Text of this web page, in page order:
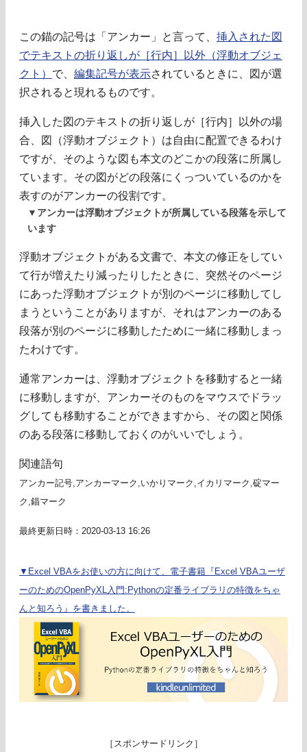
この錨の記号は「アンカー」と言って、 挿入された図
でテキストの折り返しが［行内］以外（浮動オブジェ
クト） で、 編集記号が表示されているときに、図が選
択されると現れるものです。
挿入した図のテキストの折り返しが［行内］以外の場
合、図（浮動オブジェクト）は自由に配置できるわけ
ですが、そのような図も本文のどこかの段落に所属し
ています。その図がどの段落にくっついているのかを
表すのがアンカーの役割です。
▼アンカーは浮動オブジェクトが所属している段落を示して
います
浮動オブジェクトがある文書で、本文の修正をしてい
て行が増えたり減ったりしたときに、突然そのページ
にあった浮動オブジェクトが別のページに移動してし
まうということがありますが、それはアンカーのある
段落が別のページに移動したために一緒に移動しまっ
たわけです。
通常アンカーは、浮動オブジェクトを移動すると一緒
に移動しますが、アンカーそのものをマウスでドラッ
グしても移動することができますから、その図と関係
のある段落に移動しておくのがいいでしょう。
関連語句
アンカー記号,アンカーマーク,いかりマーク,イカリマーク,碇マー
ク,錨マーク
最終更新日時：2020-03-13 16:26
▼Excel VBAをお使いの方に向けて、電子書籍『Excel VBAユーザ
ーのためのOpenPyXL入門:Pythonの定番ライブラリの特徴をちゃ
んと知ろう』を書きました。
［スポンサードリンク］